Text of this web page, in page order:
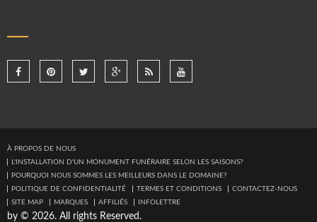
À PROPOS DE NOUS
L'INSTALLATION D'UN MONUMENT FUNÉRAIRE SELON LES SAISONS?
POURQUOI NOUS SOMMES LES MEILLEURS DANS LE DOMAINE?
POLITIQUE DE CONFIDENTIALITÉ
TERMES ET CONDITIONS
CONTACTEZ-NOUS
SITE MAP
MARQUES AFFILIÉS INFOLETTRE
by © 2026. All rights Reserved.